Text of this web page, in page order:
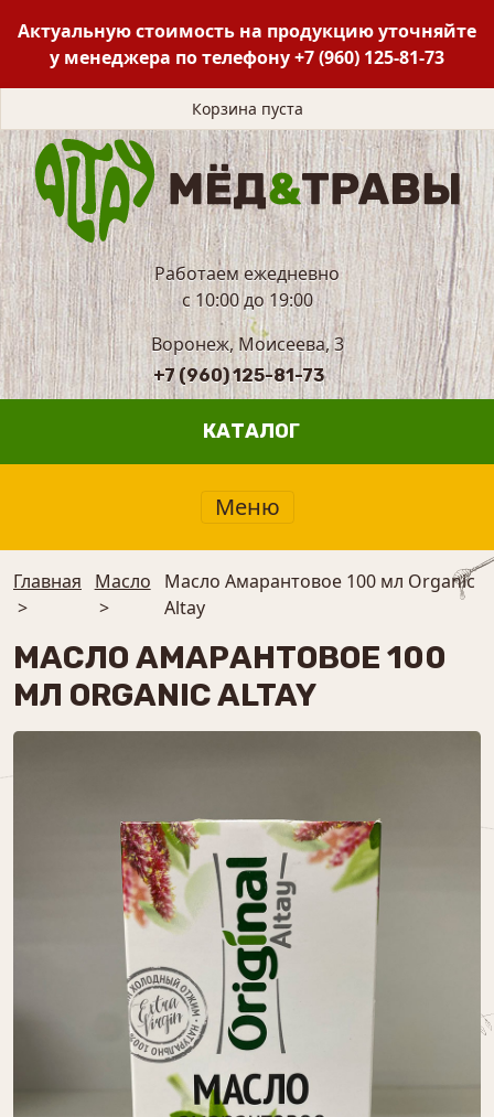
Актуальную стоимость на продукцию уточняйте
у менеджера по телефону+7 (960) 125-81-73
Корзина пуста
Работаем ежедневно
с 10:00 до 19:00
Воронеж, Моисеева, 3
+7 (960) 125-81-73
КАТАЛОГ
Меню
Главная
>
Масло
>
Масло Амарантовое 100 мл Organic
Altay
МАСЛО АМАРАНТОВОЕ 100
МЛ ORGANIC ALTAY